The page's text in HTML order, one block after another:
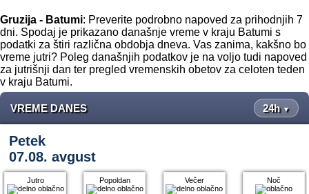
Gruzija - Batumi: Preverite podrobno napoved za prihodnjih 7
dni. Spodaj je prikazano današnje vreme v kraju Batumi s
podatki za štiri različna obdobja dneva. Vas zanima, kakšno bo
vreme jutri? Poleg današnjih podatkov je na voljo tudi napoved
za jutrišnji dan ter pregled vremenskih obetov za celoten teden
v kraju Batumi.
VREME DANES 24h ▼
Petek
07.08. avgust
Jutro Popoldan Večer Noč